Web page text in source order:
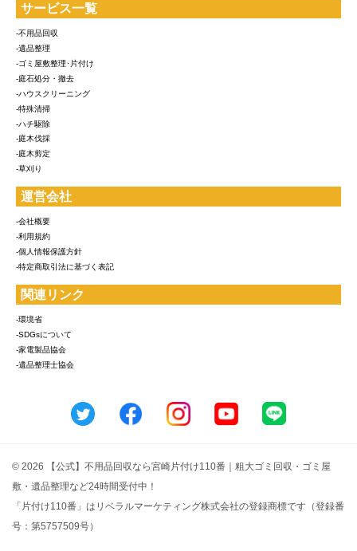
サービス一覧
-不用品回収
-遺品整理
-ゴミ屋敷整理･片付け
-庭石処分・撤去
-ハウスクリーニング
-特殊清掃
-ハチ駆除
-庭木伐採
-庭木剪定
-草刈り
運営会社
-会社概要
-利用規約
-個人情報保護方針
-特定商取引法に基づく表記
関連リンク
-環境省
-SDGsについて
-家電製品協会
-遺品整理士協会
© 2026 【公式】不用品回収なら宮崎片付け110番｜粗大ゴミ回収・ゴミ屋
敷・遺品整理など24時間受付中！
「片付け110番」はリベラルマーケティング株式会社の登録商標です（登録番
号：第5757509号）